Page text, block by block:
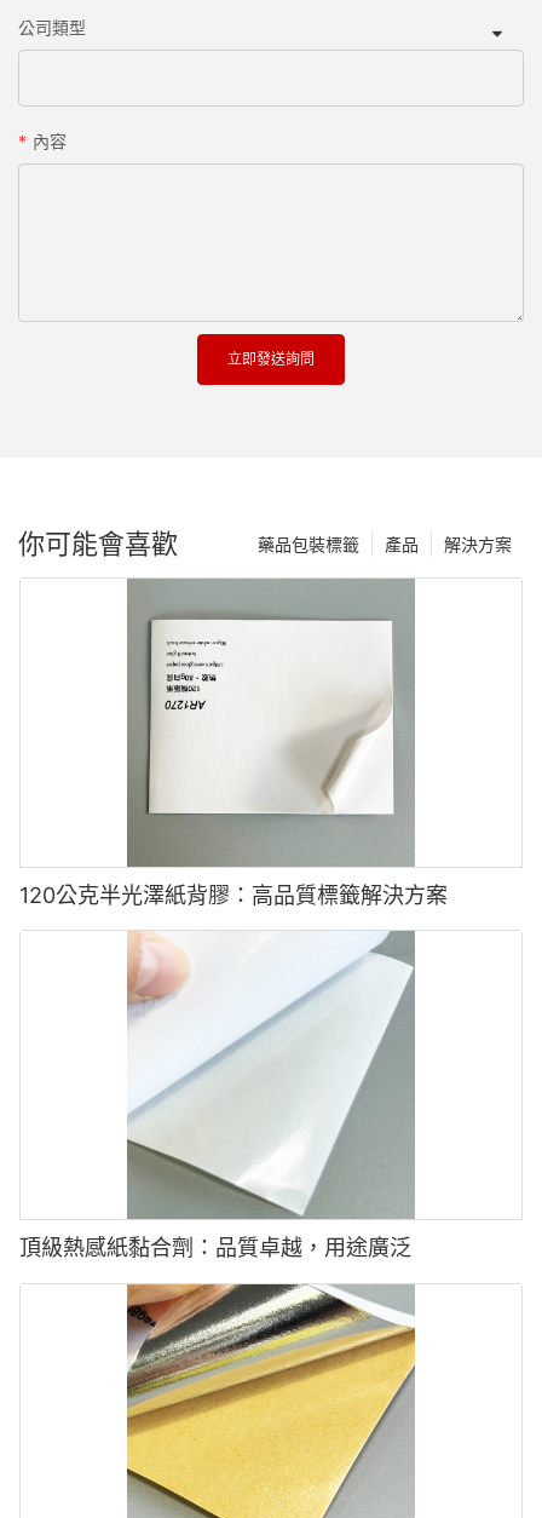
公司類型
內容
立即發送詢問
你可能會喜歡 解決方案
產品
藥品包裝標籤
120公克半光澤紙背膠：高品質標籤解決方案
頂級熱感紙黏合劑：品質卓越，用途廣泛